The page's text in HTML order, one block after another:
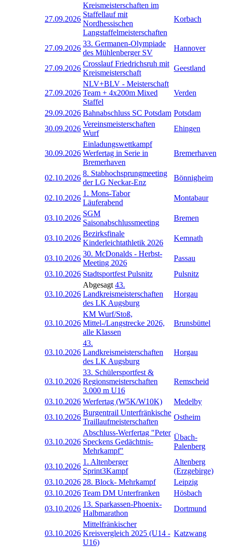
27.09.2026
Kreismeisterschaften im
Staffellauf mit
Nordhessischen
Langstaffelmeisterschaften
Korbach
27.09.2026
33. Germanen-Olympiade
des Mühlenberger SV
Hannover
27.09.2026
Crosslauf Friedrichsruh mit
Kreismeisterschaft
Geestland
27.09.2026
NLV+BLV - Meisterschaft
Team + 4x200m Mixed
Staffel
Verden
29.09.2026 Bahnabschluss SC Potsdam Potsdam
30.09.2026
Vereinsmeisterschaften
Wurf
Ehingen
30.09.2026
Einladungswettkampf
Werfertag in Serie in
Bremerhaven
Bremerhaven
02.10.2026
8. Stabhochsprungmeeting
der LG Neckar-Enz
Bönnigheim
02.10.2026
1. Mons-Tabor
Läuferabend
Montabaur
03.10.2026
SGM
Saisonabschlussmeeting
Bremen
03.10.2026
Bezirksfinale
Kinderleichtathletik 2026
Kemnath
03.10.2026
30. McDonalds - Herbst-
Meeting 2026
Passau
03.10.2026 Stadtsportfest Pulsnitz Pulsnitz
03.10.2026
Abgesagt 43.
Landkreismeisterschaften
des LK Augsburg
Horgau
03.10.2026
KM Wurf/Stoß,
Mittel-/Langstrecke 2026,
alle Klassen
Brunsbüttel
03.10.2026
43.
Landkreismeisterschaften
des LK Augsburg
Horgau
03.10.2026
33. Schülersportfest &
Regionsmeisterschaften
3.000 m U16
Remscheid
03.10.2026 Werfertag (W5K/W10K)
Medelby
03.10.2026
Burgentrail Unterfränkische
Traillaufmeisterschaften
Ostheim
03.10.2026
Abschluss-Werfertag "Peter
Speckens Gedächtnis-
Mehrkampf"
Übach-
Palenberg
03.10.2026
1. Altenberger
Sprint3Kampf
Altenberg
(Erzgebirge)
03.10.2026 28. Block- Mehrkampf
Leipzig
03.10.2026 Team DM Unterfranken
Hösbach
03.10.2026
13. Sparkassen-Phoenix-
Halbmarathon
Dortmund
03.10.2026
Mittelfränkischer
Kreisvergleich 2025 (U14 -
U16)
Katzwang